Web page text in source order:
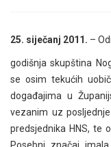
25. siječanj 2011. –
godišnja skupština
se osim tekućih
događajima u
vezanim uz
predsjednika HNS, te
Posebni značaj